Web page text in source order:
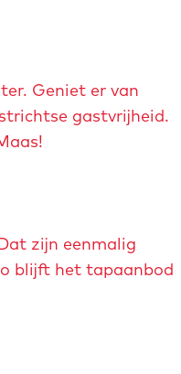
Geniet er van
gastvrijheid.
zijn eenmalig
blijft het tapaanbod